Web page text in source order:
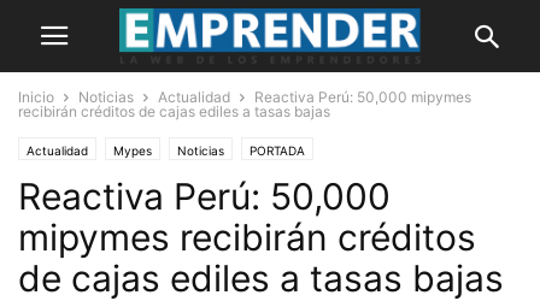
Inicio Noticias Actualidad
Reactiva Perú: 50,000 mipymes
recibirán créditos de cajas ediles a tasas bajas
Actualidad Mypes Noticias PORTADA
Reactiva Perú: 50,000
mipymes recibirán créditos
de cajas ediles a tasas bajas